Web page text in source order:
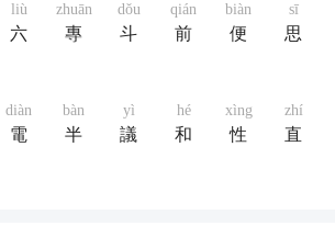
liù
六
zhuān
專
dǒu
斗
qián
前
biàn
便
sī
思
diàn
電
bàn
半
yì
議
hé
和
xìng
性
zhí
直